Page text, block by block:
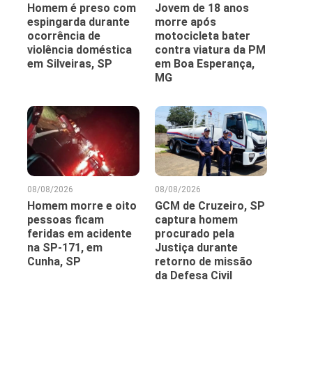
Homem é preso com
espingarda durante
ocorrência de
violência doméstica
em Silveiras, SP
Jovem de 18 anos
morre após
motocicleta bater
contra viatura da PM
em Boa Esperança,
MG
08/08/2026
Homem morre e oito
pessoas ficam
feridas em acidente
na SP-171, em
Cunha, SP
08/08/2026
GCM de Cruzeiro, SP
captura homem
procurado pela
Justiça durante
retorno de missão
da Defesa Civil